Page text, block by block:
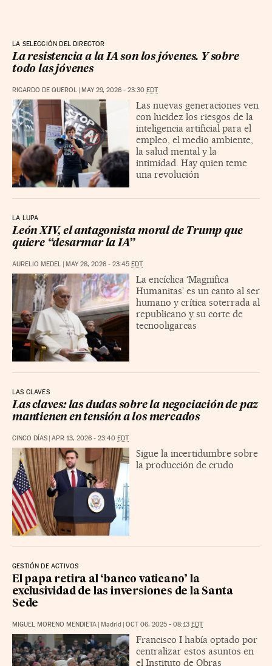
LA SELECCIÓN DEL DIRECTOR
La resistencia a la IA son los jóvenes. Y sobre
todo las jóvenes
RICARDO DE QUEROL | MAY 29, 2026 - 23:30 EDT
Las nuevas generaciones ven
con lucidez los riesgos de la
inteligencia artificial para el
empleo, el medio ambiente,
la salud mental y la
intimidad. Hay quien teme
una revolución
LA LUPA
León XIV, el antagonista moral de Trump que
quiere “desarmar la IA”
AURELIO MEDEL | MAY 28, 2026 - 23:45 EDT
La encíclica ‘Magnifica
Humanitas’ es un canto al ser
humano y crítica soterrada al
republicano y su corte de
tecnooligarcas
LAS CLAVES
Las claves: las dudas sobre la negociación de paz
mantienen en tensión a los mercados
CINCO DÍAS | APR 13, 2026 - 23:40 EDT
Sigue la incertidumbre sobre
la producción de crudo
GESTIÓN DE ACTIVOS
El papa retira al ‘banco vaticano’ la
exclusividad de las inversiones de la Santa
Sede
MIGUEL MORENO MENDIETA | Madrid | OCT 06, 2025 - 08:13 EDT
Francisco I había optado por
centralizar estos asuntos en
el Instituto de Obras